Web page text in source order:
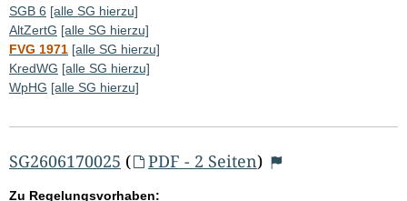
SGB 6 [alle SG hierzu]
AltZertG [alle SG hierzu]
FVG 1971 [alle SG hierzu]
KredWG [alle SG hierzu]
WpHG [alle SG hierzu]
SG2606170025 ( PDF - 2 Seiten)
Zu Regelungsvorhaben: